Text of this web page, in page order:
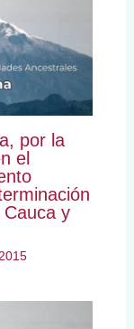
por la
el
y